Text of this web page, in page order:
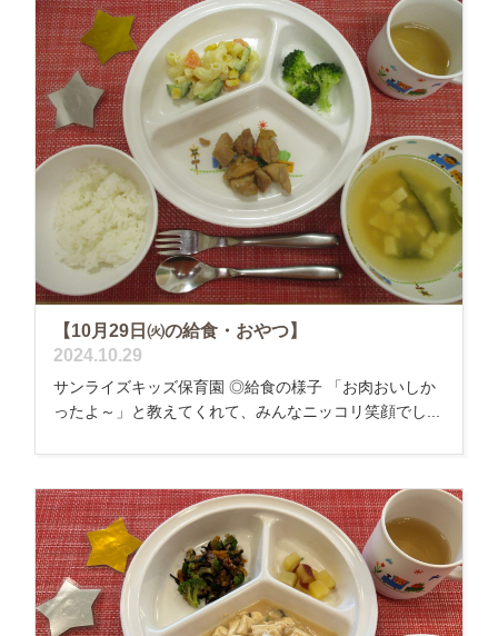
【10月29日㈫の給食・おやつ】
2024.10.29
サンライズキッズ保育園 ◎給食の様子 「お肉おいしか
ったよ～」と教えてくれて、みんなニッコリ笑顔でし...